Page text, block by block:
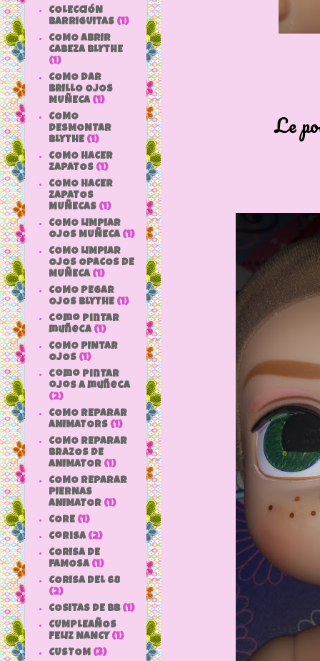
Le
COLECCIÓN
BARRIGUITAS (1)
COMO ABRIR
CABEZA BLYTHE
(1)
COMO DAR
BRILLO OJOS
MUÑECA (1)
COMO
DESMONTAR
BLYTHE (1)
COMO HACER
ZAPATOS (1)
COMO HACER
ZAPATOS
MUÑECAS (1)
COMO LIMPIAR
OJOS MUÑECA (1)
COMO LIMPIAR
OJOS OPACOS DE
MUÑECA (1)
COMO PEGAR
OJOS BLYTHE (1)
como pintar
muñeca (1)
COMO PINTAR
OJOS (1)
como pintar
ojos a muñeca
(2)
COMO REPARAR
ANIMATORS (1)
COMO REPARAR
BRAZOS DE
ANIMATOR (1)
COMO REPARAR
PIERNAS
ANIMATOR (1)
CORE (1)
Corisa (2)
CORISA DE
FAMOSA (1)
CORISA DEL 68
(2)
COSITAS DE bb (1)
CUMPLEAÑOS
FELIZ NANCY (1)
CUSTOM (3)